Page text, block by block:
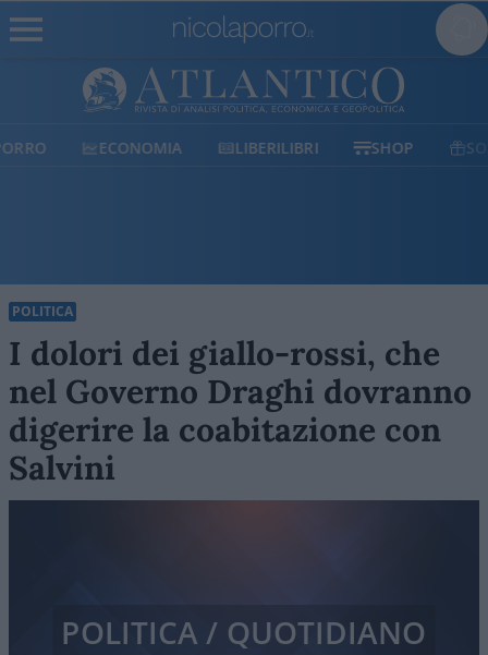
ECONOMIA LIBERILIBRI SHOP SOSTIENICI
POLITICA
I dolori dei giallo-rossi, che
nel Governo Draghi dovranno
digerire la coabitazione con
Salvini
POLITICA / QUOTIDIANO